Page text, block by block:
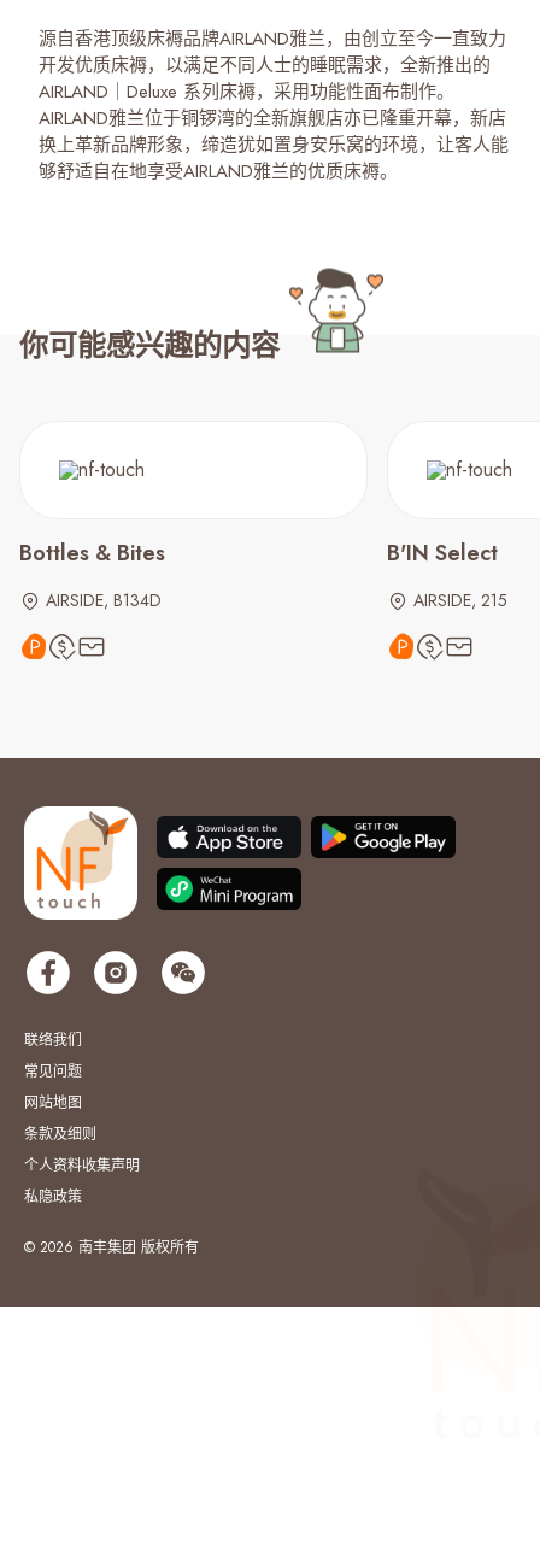
源自香港顶级床褥品牌AIRLAND雅兰，由创立至今一直致力
开发优质床褥，以满足不同人士的睡眠需求，全新推出的
AIRLAND｜Deluxe 系列床褥，采用功能性面布制作。
AIRLAND雅兰位于铜锣湾的全新旗舰店亦已隆重开幕，新店
换上革新品牌形象，缔造犹如置身安乐窝的环境，让客人能
够舒适自在地享受AIRLAND雅兰的优质床褥。
你可能感兴趣的内容
Bottles & Bites
AIRSIDE, B134D
B'IN Select
AIRSIDE, 215
联络我们
常见问题
网站地图
条款及细则
个人资料收集声明
私隐政策
© 2026 南丰集团 版权所有